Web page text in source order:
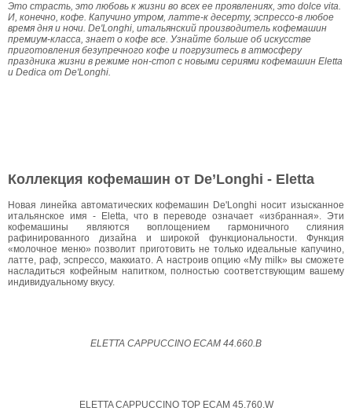
Это страсть, это любовь к жизни во всех ее проявлениях, это dolce vita.
И, конечно, кофе. Капучино утром, латте-к десерту, эспрессо-в любое
время дня и ночи. De'Longhi, итальянский производитель кофемашин
премиум-класса, знает о кофе все. Узнайте больше об искусстве
приготовления безупречного кофе и погрузитесь в атмосферу
праздника жизни в режиме нон-стоп с новыми сериями кофемашин Eletta
и Dedica от De'Longhi.
Коллекция кофемашин от De’Longhi - Eletta
Новая линейка автоматических кофемашин De'Longhi носит изысканное
итальянское имя - Eletta, что в переводе означает «избранная». Эти
кофемашины являются воплощением гармоничного слияния
рафинированного дизайна и широкой функциональности. Функция
«молочное меню» позволит приготовить не только идеальные капучино,
латте, раф, эспрессо, маккиато. А настроив опцию «My milk» вы сможете
насладиться кофейным напитком, полностью соответствующим вашему
индивидуальному вкусу.
ELETTA CAPPUCCINO ECAM 44.660.B
ELETTA CAPPUCCINO TOP ECAM 45.760.W